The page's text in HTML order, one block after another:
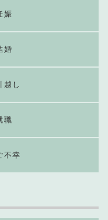
娠
婚
越し
職
不幸